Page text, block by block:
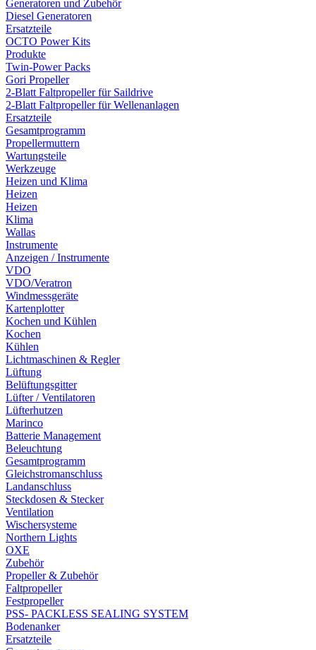
Generatoren und Zubehör
Diesel Generatoren
Ersatzteile
OCTO Power Kits
Produkte
Twin-Power Packs
Gori Propeller
2-Blatt Faltpropeller für Saildrive
2-Blatt Faltpropeller für Wellenanlagen
Ersatzteile
Gesamtprogramm
Propellermuttern
Wartungsteile
Werkzeuge
Heizen und Klima
Heizen
Heizen
Klima
Wallas
Instrumente
Anzeigen / Instrumente
VDO
VDO/Veratron
Windmessgeräte
Kartenplotter
Kochen und Kühlen
Kochen
Kühlen
Lichtmaschinen & Regler
Lüftung
Belüftungsgitter
Lüfter / Ventilatoren
Lüfterhutzen
Marinco
Batterie Management
Beleuchtung
Gesamtprogramm
Gleichstromanschluss
Landanschluss
Steckdosen & Stecker
Ventilation
Wischersysteme
Northern Lights
OXE
Zubehör
Propeller & Zubehör
Faltpropeller
Festpropeller
PSS- PACKLESS SEALING SYSTEM
Bodenanker
Ersatzteile